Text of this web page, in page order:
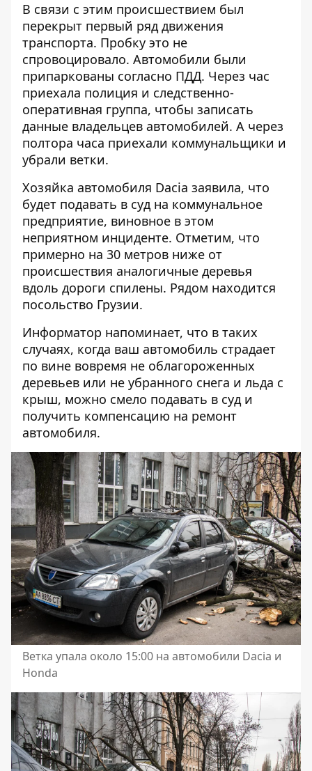
В связи с этим происшествием был
перекрыт первый ряд движения
транспорта. Пробку это не
спровоцировало. Автомобили были
припаркованы согласно ПДД. Через час
приехала полиция и следственно-
оперативная группа, чтобы записать
данные владельцев автомобилей. А через
полтора часа приехали коммунальщики и
убрали ветки.
Хозяйка автомобиля Dacia заявила, что
будет подавать в суд на коммунальное
предприятие, виновное в этом
неприятном инциденте. Отметим, что
примерно на 30 метров ниже от
происшествия аналогичные деревья
вдоль дороги спилены. Рядом находится
посольство Грузии.
Информатор напоминает, что в таких
случаях, когда ваш автомобиль страдает
по вине вовремя не облагороженных
деревьев или не убранного снега и льда с
крыш, можно смело подавать в суд и
получить компенсацию на ремонт
автомобиля.
Ветка упала около 15:00 на автомобили Dacia и
Honda